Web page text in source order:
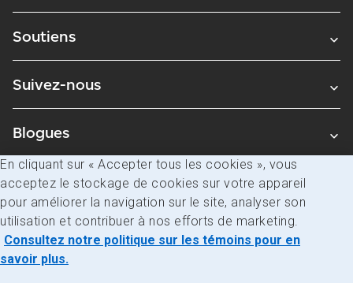
Soutiens
Suivez-nous
Blogues
Avis juridiques
Confidentialité
Accès à l’information
En cliquant sur « Accepter tous les cookies », vous
acceptez le stockage de cookies sur votre appareil
pour améliorer la navigation sur le site, analyser son
utilisation et contribuer à nos efforts de marketing.
Consultez notre politique sur les témoins pour en
savoir plus.